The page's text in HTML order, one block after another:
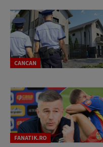
CANCAN
FANATIK.RO